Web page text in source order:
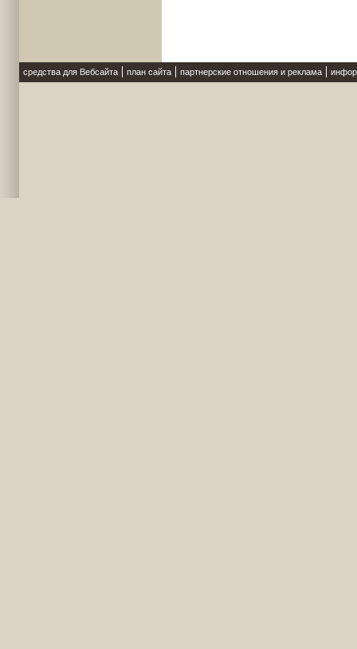
средства для Вебсайта план сайта партнерские отношения и реклама